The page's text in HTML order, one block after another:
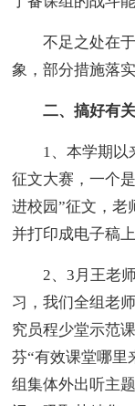
不足之处在于
象，部分措施落
二、搞好有关
1、本学期以来
征文大赛，一个
进校园”征文，老
并打印成电子稿上
2、3月王老师
习，我们全组老
究员程少堂示范
芬“有效课堂哪里
组集体外出听主